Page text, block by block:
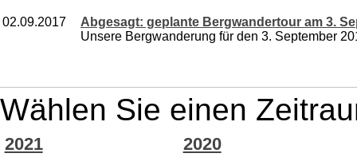
02.09.2017
Abgesagt: geplante Bergwandertour am 3.
Unsere Bergwanderung für den 3. September
Wählen Sie einen
2021 2020